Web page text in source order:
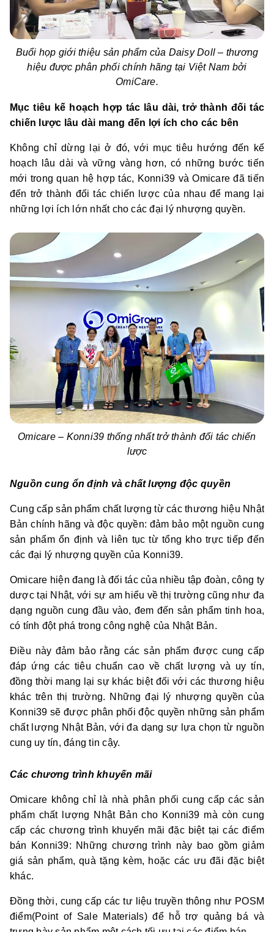
Buổi họp giới thiệu sản phẩm của Daisy Doll – thương
hiệu được phân phối chính hãng tại Việt Nam bởi
OmiCare.
Mục tiêu kế hoạch hợp tác lâu dài, trở thành đối tác
chiến lược lâu dài mang đến lợi ích cho các bên
Không chỉ dừng lại ở đó, với mục tiêu hướng đến kế
hoạch lâu dài và vững vàng hơn, có những bước tiến
mới trong quan hệ hợp tác, Konni39 và Omicare đã tiến
đến trở thành đối tác chiến lược của nhau để mang lại
những lợi ích lớn nhất cho các đại lý nhượng quyền.
Omicare – Konni39 thống nhất trở thành đối tác chiến
lược
Nguồn cung ổn định và chất lượng độc quyền
Cung cấp sản phẩm chất lượng từ các thương hiệu Nhật
Bản chính hãng và độc quyền: đảm bảo một nguồn cung
sản phẩm ổn định và liên tục từ tổng kho trực tiếp đến
các đại lý nhượng quyền của Konni39.
Omicare hiện đang là đối tác của nhiều tập đoàn, công ty
dược tại Nhật, với sự am hiểu về thị trường cũng như đa
dạng nguồn cung đầu vào, đem đến sản phẩm tinh hoa,
có tính đột phá trong công nghệ của Nhật Bản.
Điều này đảm bảo rằng các sản phẩm được cung cấp
đáp ứng các tiêu chuẩn cao về chất lượng và uy tín,
đồng thời mang lại sự khác biệt đối với các thương hiệu
khác trên thị trường. Những đại lý nhượng quyền của
Konni39 sẽ được phân phối độc quyền những sản phẩm
chất lượng Nhật Bản, với đa dạng sự lựa chọn từ nguồn
cung uy tín, đáng tin cậy.
Các chương trình khuyến mãi
Omicare không chỉ là nhà phân phối cung cấp các sản
phẩm chất lượng Nhật Bản cho Konni39 mà còn cung
cấp các chương trình khuyến mãi đặc biệt tại các điểm
bán Konni39: Những chương trình này bao gồm giảm
giá sản phẩm, quà tặng kèm, hoặc các ưu đãi đặc biệt
khác.
Đồng thời, cung cấp các tư liệu truyền thông như POSM
điểm(Point of Sale Materials) để hỗ trợ quảng bá và